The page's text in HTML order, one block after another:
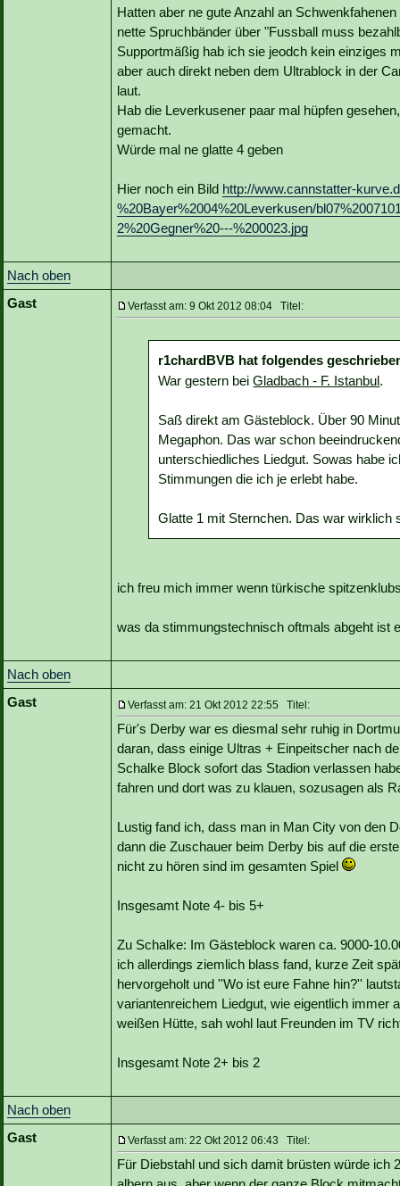
Hatten aber ne gute Anzahl an
nette Spruchbänder über "Fussball muss
Supportmäßig hab ich sie jeodch kein einziges
aber auch direkt neben dem Ultrablock in der
laut.
Hab die Leverkusener paar mal hüpfen
gemacht.
Würde mal ne glatte 4 geben
Hier noch ein Bild http://www.cannstatter-
%20Bayer%2004%20Leverkusen/
2%20Gegner%20---%200023.jpg
Nach oben
Gast
Verfasst am: 9 Okt 2012 08:04 Titel:
r1chardBVB hat folgendes
War gestern beiGladbach - F. Istanbul.
Saß direkt am Gästeblock. Über 90
Megaphon. Das war schon
unterschiedliches Liedgut. Sowas habe
Stimmungen die ich je erlebt habe.
Glatte 1 mit Sternchen. Das war wirklich
ich freu mich immer wenn türkische
was da stimmungstechnisch oftmals abgeht ist
Nach oben
Gast
Verfasst am: 21 Okt 2012 22:55 Titel:
Für's Derby war es diesmal sehr ruhig in
daran, dass einige Ultras + Einpeitscher nach
Schalke Block sofort das Stadion verlassen
fahren und dort was zu klauen, sozusagen als
Lustig fand ich, dass man in Man City von den
dann die Zuschauer beim Derby bis auf die
nicht zu hören sind im gesamten Spiel
Insgesamt Note 4- bis 5+
Zu Schalke: Im Gästeblock waren ca. 9000-
ich allerdings ziemlich blass fand, kurze Zeit
hervorgeholt und ''Wo ist eure Fahne hin?''
variantenreichem Liedgut, wie eigentlich immer
weißen Hütte, sah wohl laut Freunden im TV
Insgesamt Note 2+ bis 2
Nach oben
Gast
Verfasst am: 22 Okt 2012 06:43 Titel:
Für Diebstahl und sich damit brüsten würde ich